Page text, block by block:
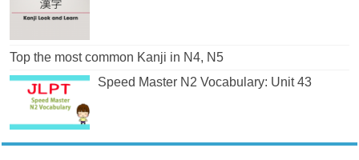
Top the most common Kanji in N4, N5
Speed Master N2 Vocabulary: Unit 43